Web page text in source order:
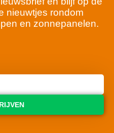
nieuwtjes rondom
en zonnepanelen.